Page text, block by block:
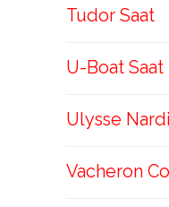
Tudor Saat
U-Boat Saat
Ulysse
Vacheron